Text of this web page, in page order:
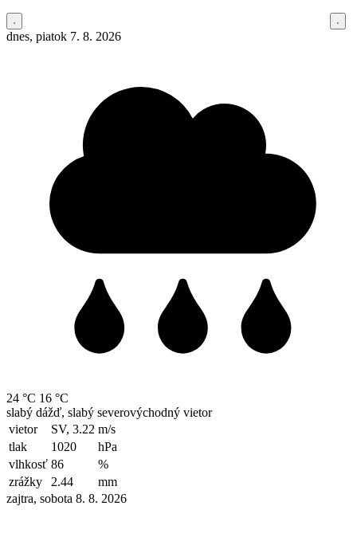
dnes, piatok 7. 8. 2026
24 °C 16 °C
slabý dážď, slabý severovýchodný vietor
vietor
SV, 3.22 m/s
tlak
1020
hPa
vlhkosť 86
%
zrážky
2.44
mm
zajtra, sobota 8. 8. 2026